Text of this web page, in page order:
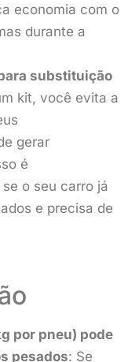
economia com o
durante a
substituição
kit, você evita a
gerar
é
o seu carro já
e precisa de
por pneu) pode
pesados: Se